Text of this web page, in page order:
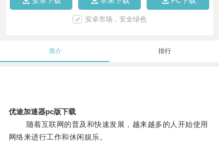
安卓市场，安全绿色
简介 排行
优途加速器pc版下载
随着互联网的普及和快速发展，越来越多的人开始使用
网络来进行工作和休闲娱乐。